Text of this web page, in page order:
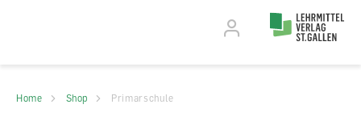
Accesskey Navigation
Footer
zurHome Shop Primarschule